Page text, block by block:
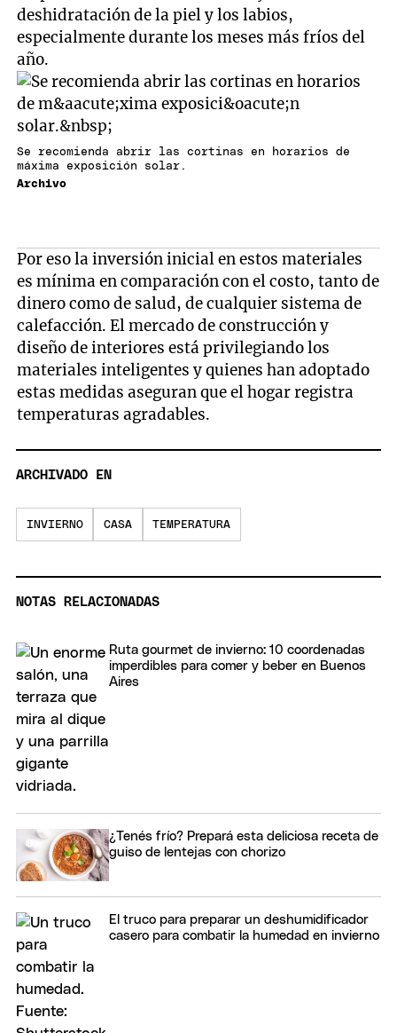
deshidratación de la piel y los labios,
especialmente durante los meses más fríos del
año.
Se recomienda abrir las cortinas en horarios de
máxima exposición solar.
Archivo
Por eso la inversión inicial en estos materiales
es mínima en comparación con el costo, tanto de
dinero como de salud, de cualquier sistema de
calefacción. El mercado de construcción y
diseño de interiores está privilegiando los
materiales inteligentes y quienes han adoptado
estas medidas aseguran que el hogar registra
temperaturas agradables.
ARCHIVADO EN
INVIERNO CASA TEMPERATURA
NOTAS RELACIONADAS
Ruta gourmet de invierno: 10 coordenadas
imperdibles para comer y beber en Buenos
Aires
¿Tenés frío? Prepará esta deliciosa receta de
guiso de lentejas con chorizo
El truco para preparar un deshumidificador
casero para combatir la humedad en invierno